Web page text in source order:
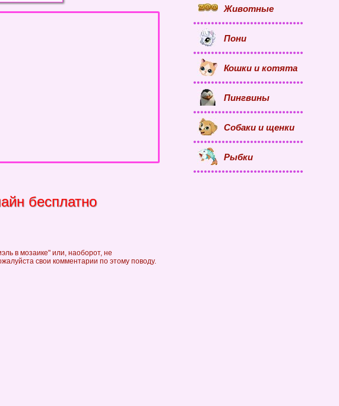
бесплатно
в мозаике" или, наоборот, не
свои комментарии по этому поводу.
Животные
Пони
Кошки и котята
Пингвины
Собаки и щенки
Рыбки